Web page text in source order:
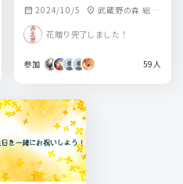
calendar_month 2024/10/5 location_on 武蔵野の森 総合
花贈り完了しました！
参加 59人